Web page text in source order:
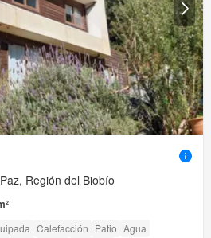
Región del Biobío
Calefacción Patio Agua